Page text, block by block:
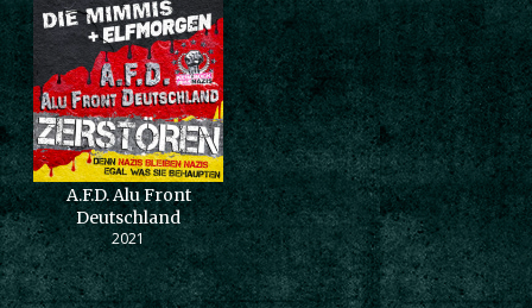
A.F.D. Alu Front
Deutschland
2021